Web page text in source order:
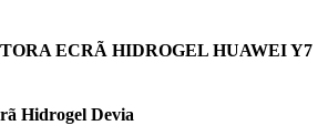
ECRÃ HIDROGEL HUAWEI Y7
Hidrogel Devia